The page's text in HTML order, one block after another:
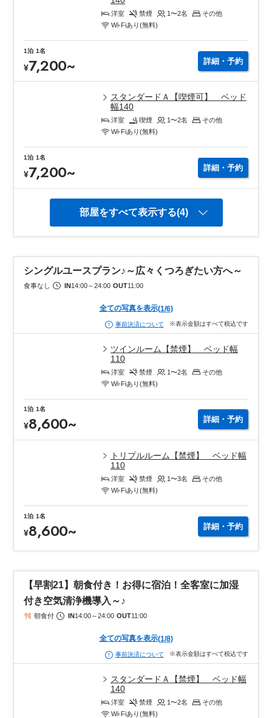
洋室 禁煙 1〜2名
その他
Wi-Fiあり(無料)
1泊 1名
¥7,200~ 詳細・予約
スタンダードＡ【喫煙可】 ベッド
幅140
洋室 喫煙 1〜2名
その他
Wi-Fiあり(無料)
1泊 1名
¥7,200~ 詳細・予約
部屋をすべて表示する(4)
シングルユースプラン♪～広々くつろぎたい方へ～
食事なし IN14:00～24:00 OUT11:00
全ての写真を表示(1/6)
事前決済について ※表示金額はすべて税込です
ツインルーム【禁煙】 ベッド幅
110
洋室 禁煙 1〜2名
その他
Wi-Fiあり(無料)
1泊 1名
¥8,600~ 詳細・予約
トリプルルーム【禁煙】 ベッド幅
110
洋室 禁煙 1〜3名
その他
Wi-Fiあり(無料)
1泊 1名
¥8,600~ 詳細・予約
【早割21】朝食付き！お得に宿泊！全客室に加湿
付き空気清浄機導入～♪
朝食付 IN14:00～24:00 OUT11:00
全ての写真を表示(1/8)
事前決済について ※表示金額はすべて税込です
スタンダードＡ【禁煙】 ベッド幅
140
洋室 禁煙 1〜2名
その他
Wi-Fiあり(無料)